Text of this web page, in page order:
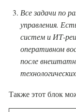
Все задачи по
управления.
систем и ИТ-
оперативном
после
Также этот блок